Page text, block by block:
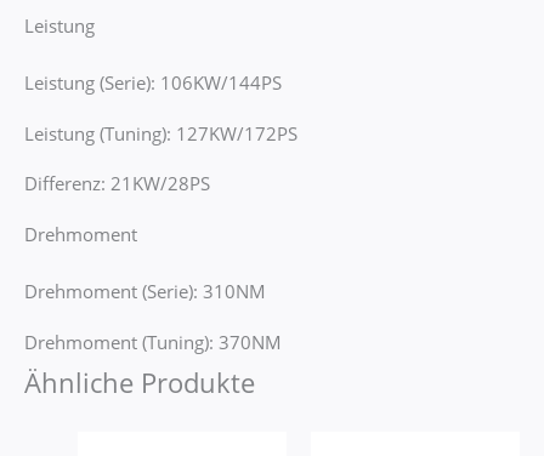
Leistung
Leistung (Serie): 106KW/144PS
Leistung (Tuning): 127KW/172PS
Differenz: 21KW/28PS
Drehmoment
Drehmoment (Serie): 310NM
Drehmoment (Tuning): 370NM
Ähnliche Produkte